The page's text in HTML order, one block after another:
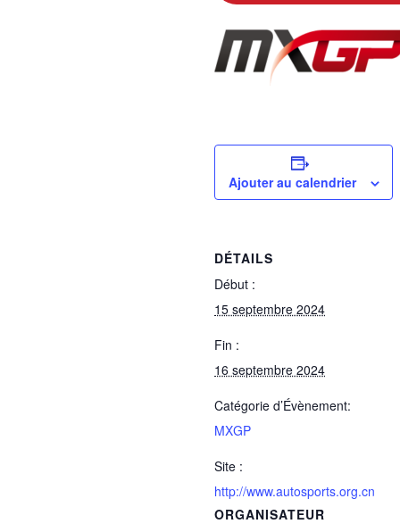
Ajouter au calendrier
DÉTAILS
Début :
15 septembre 2024
Fin :
16 septembre 2024
Catégorie d’Évènement:
MXGP
Site :
http://www.autosports.org.cn
ORGANISATEUR